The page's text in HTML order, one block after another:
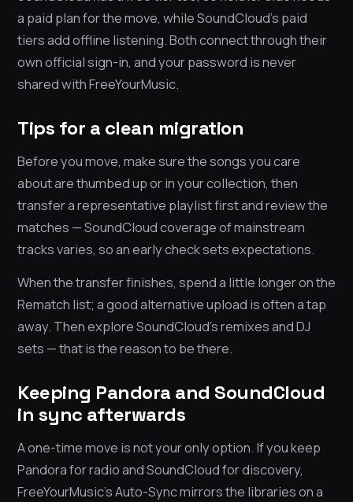
a paid plan for the move, while SoundCloud’s paid
tiers add offline listening. Both connect through their
own official sign-in, and your password is never
shared with FreeYourMusic.
Tips for a clean migration
Before you move, make sure the songs you care
about are thumbed up or in your collection, then
transfer a representative playlist first and review the
matches — SoundCloud coverage of mainstream
tracks varies, so an early check sets expectations.
When the transfer finishes, spend a little longer on the
Rematch list; a good alternative upload is often a tap
away. Then explore SoundCloud’s remixes and DJ
sets — that is the reason to be there.
Keeping Pandora and SoundCloud
in sync afterwards
A one-time move is not your only option. If you keep
Pandora for radio and SoundCloud for discovery,
FreeYourMusic’s Auto-Sync mirrors the libraries on a